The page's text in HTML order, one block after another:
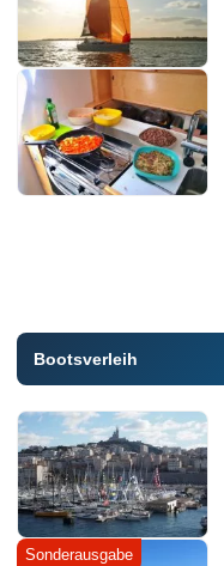
Bootsverleih
Sonderausgabe